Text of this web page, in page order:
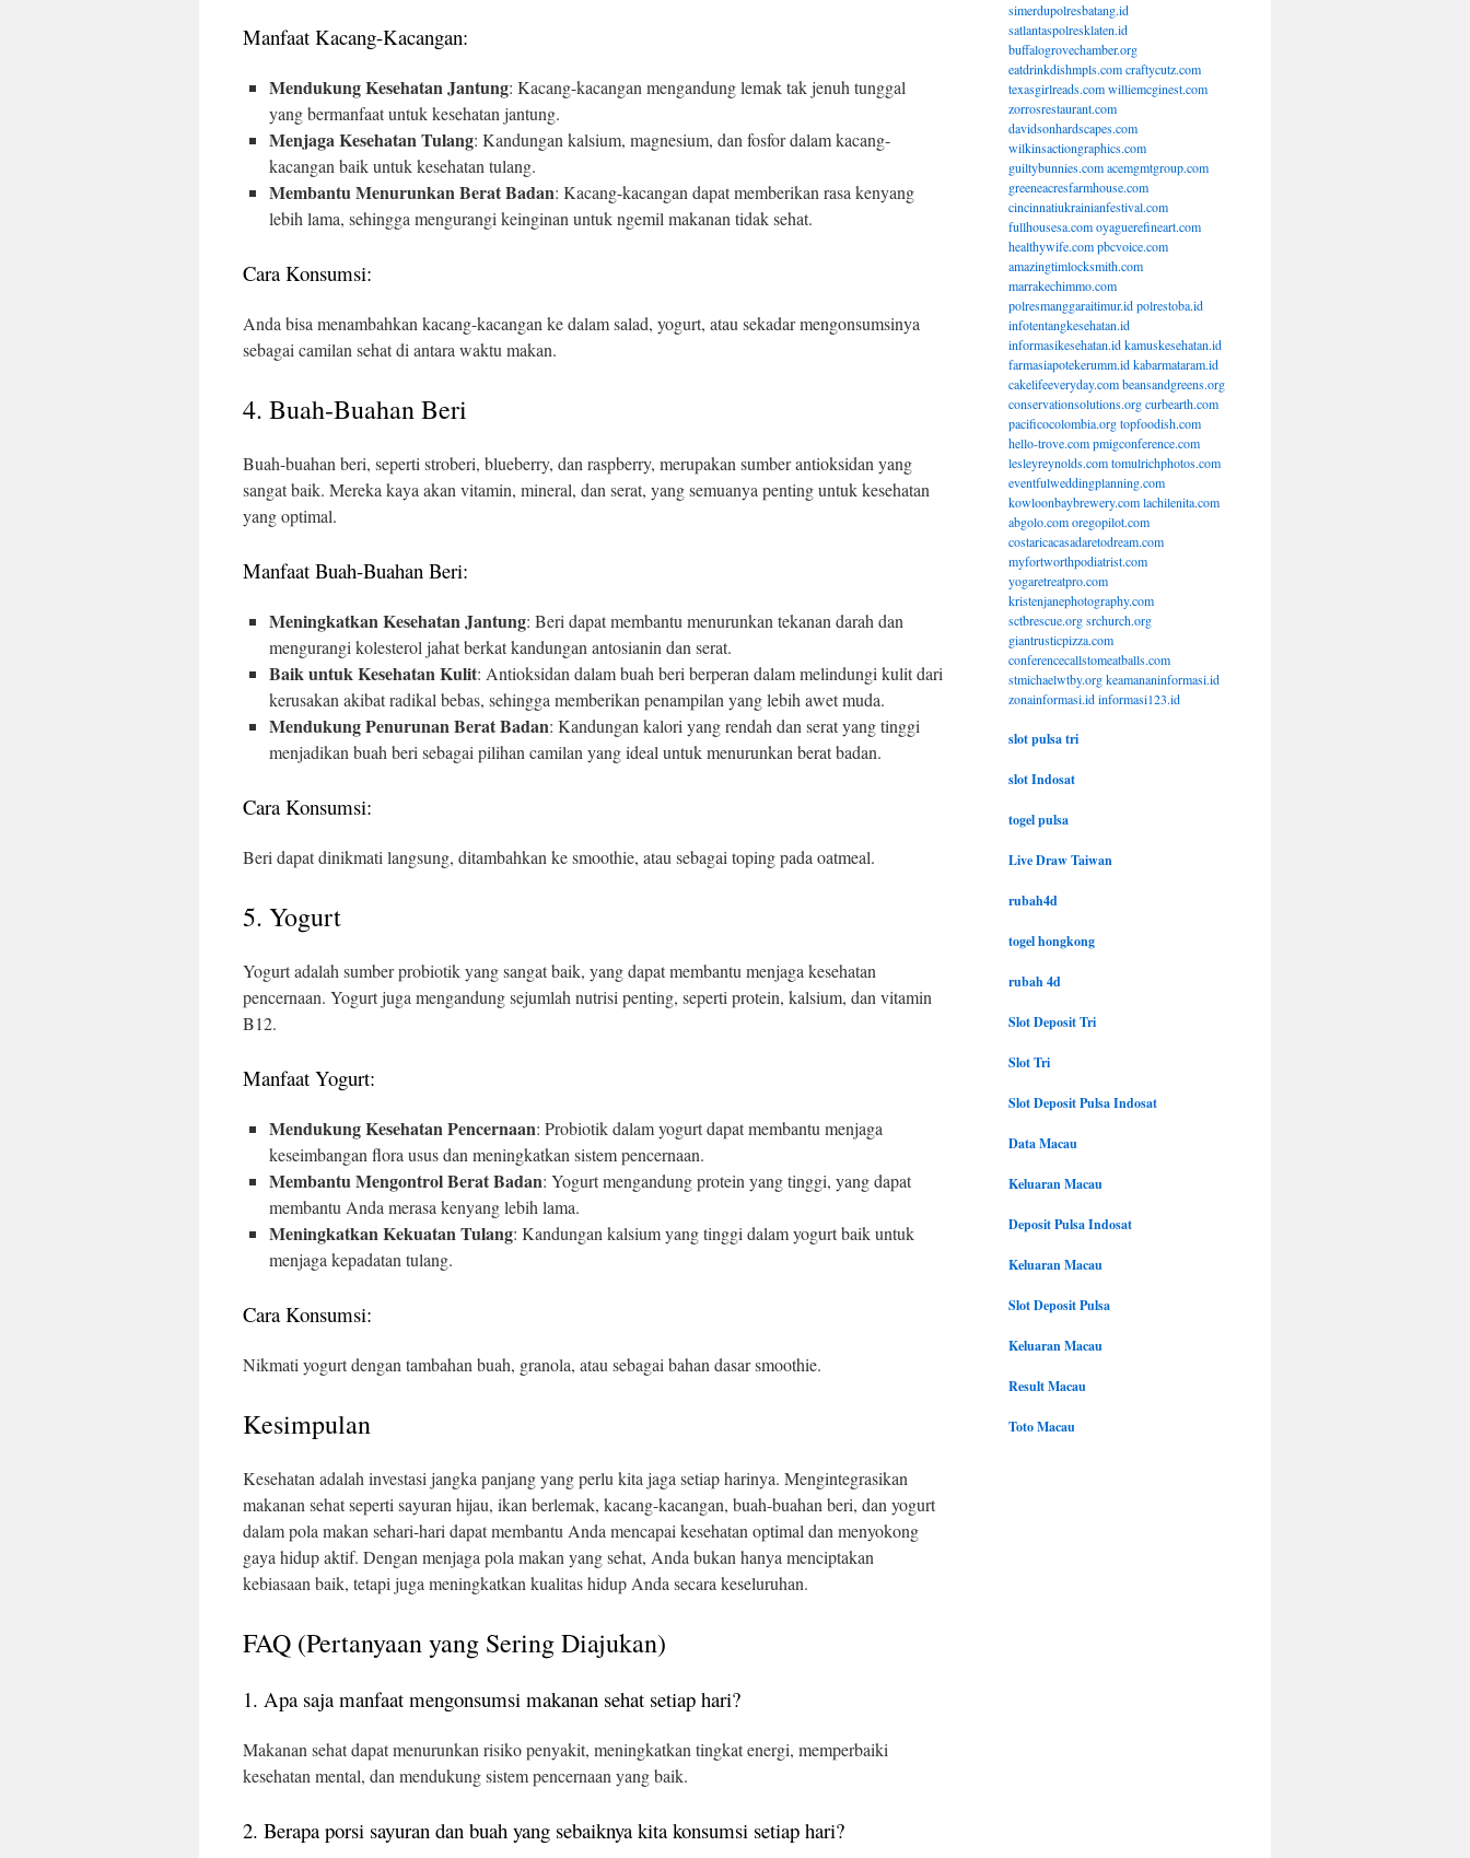
Manfaat Kacang-Kacangan:
Mendukung Kesehatan Jantung: Kacang-kacangan mengandung lemak tak jenuh tunggal
yang bermanfaat untuk kesehatan jantung.
Menjaga Kesehatan Tulang: Kandungan kalsium, magnesium, dan fosfor dalam kacang-
kacangan baik untuk kesehatan tulang.
Membantu Menurunkan Berat Badan: Kacang-kacangan dapat memberikan rasa kenyang
lebih lama, sehingga mengurangi keinginan untuk ngemil makanan tidak sehat.
Cara Konsumsi:
Anda bisa menambahkan kacang-kacangan ke dalam salad, yogurt, atau sekadar mengonsumsinya
sebagai camilan sehat di antara waktu makan.
4. Buah-Buahan Beri
Buah-buahan beri, seperti stroberi, blueberry, dan raspberry, merupakan sumber antioksidan yang
sangat baik. Mereka kaya akan vitamin, mineral, dan serat, yang semuanya penting untuk kesehatan
yang optimal.
Manfaat Buah-Buahan Beri:
Meningkatkan Kesehatan Jantung: Beri dapat membantu menurunkan tekanan darah dan
mengurangi kolesterol jahat berkat kandungan antosianin dan serat.
Baik untuk Kesehatan Kulit: Antioksidan dalam buah beri berperan dalam melindungi kulit dari
kerusakan akibat radikal bebas, sehingga memberikan penampilan yang lebih awet muda.
Mendukung Penurunan Berat Badan: Kandungan kalori yang rendah dan serat yang tinggi
menjadikan buah beri sebagai pilihan camilan yang ideal untuk menurunkan berat badan.
Cara Konsumsi:
Beri dapat dinikmati langsung, ditambahkan ke smoothie, atau sebagai toping pada oatmeal.
5. Yogurt
Yogurt adalah sumber probiotik yang sangat baik, yang dapat membantu menjaga kesehatan
pencernaan. Yogurt juga mengandung sejumlah nutrisi penting, seperti protein, kalsium, dan vitamin
B12.
Manfaat Yogurt:
Mendukung Kesehatan Pencernaan: Probiotik dalam yogurt dapat membantu menjaga
keseimbangan flora usus dan meningkatkan sistem pencernaan.
Membantu Mengontrol Berat Badan: Yogurt mengandung protein yang tinggi, yang dapat
membantu Anda merasa kenyang lebih lama.
Meningkatkan Kekuatan Tulang: Kandungan kalsium yang tinggi dalam yogurt baik untuk
menjaga kepadatan tulang.
Cara Konsumsi:
Nikmati yogurt dengan tambahan buah, granola, atau sebagai bahan dasar smoothie.
Kesimpulan
Kesehatan adalah investasi jangka panjang yang perlu kita jaga setiap harinya. Mengintegrasikan
makanan sehat seperti sayuran hijau, ikan berlemak, kacang-kacangan, buah-buahan beri, dan yogurt
dalam pola makan sehari-hari dapat membantu Anda mencapai kesehatan optimal dan menyokong
gaya hidup aktif. Dengan menjaga pola makan yang sehat, Anda bukan hanya menciptakan
kebiasaan baik, tetapi juga meningkatkan kualitas hidup Anda secara keseluruhan.
FAQ (Pertanyaan yang Sering Diajukan)
1. Apa saja manfaat mengonsumsi makanan sehat setiap hari?
Makanan sehat dapat menurunkan risiko penyakit, meningkatkan tingkat energi, memperbaiki
kesehatan mental, dan mendukung sistem pencernaan yang baik.
2. Berapa porsi sayuran dan buah yang sebaiknya kita konsumsi setiap hari?
simerdupolresbatang.id
satlantaspolresklaten.id
buffalogrovechamber.org
eatdrinkdishmpls.comcraftycutz.com
texasgirlreads.comwilliemcginest.com
zorrosrestaurant.com
davidsonhardscapes.com
wilkinsactiongraphics.com
guiltybunnies.comacemgmtgroup.com
greeneacresfarmhouse.com
cincinnatiukrainianfestival.com
fullhousesa.comoyaguerefineart.com
healthywife.compbcvoice.com
amazingtimlocksmith.com
marrakechimmo.com
polresmanggaraitimur.idpolrestoba.id
infotentangkesehatan.id
informasikesehatan.idkamuskesehatan.id
farmasiapotekerumm.idkabarmataram.id
cakelifeeveryday.combeansandgreens.org
conservationsolutions.orgcurbearth.com
pacificocolombia.orgtopfoodish.com
hello-trove.compmigconference.com
lesleyreynolds.comtomulrichphotos.com
eventfulweddingplanning.com
kowloonbaybrewery.comlachilenita.com
abgolo.comoregopilot.com
costaricacasadaretodream.com
myfortworthpodiatrist.com
yogaretreatpro.com
kristenjanephotography.com
sctbrescue.orgsrchurch.org
giantrusticpizza.com
conferencecallstomeatballs.com
stmichaelwtby.orgkeamananinformasi.id
zonainformasi.idinformasi123.id
slot pulsa tri
slot Indosat
togel pulsa
Live Draw Taiwan
rubah4d
togel hongkong
rubah 4d
Slot Deposit Tri
Slot Tri
Slot Deposit Pulsa Indosat
Data Macau
Keluaran Macau
Deposit Pulsa Indosat
Keluaran Macau
Slot Deposit Pulsa
Keluaran Macau
Result Macau
Toto Macau